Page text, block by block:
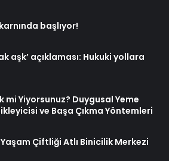
başlıyor!
aşk’ açıklaması: Hukuki yollara
mi Yiyorsunuz? Duygusal Yeme
ve Başa Çıkma Yöntemleri
Çiftliği Atlı Binicilik Merkezi